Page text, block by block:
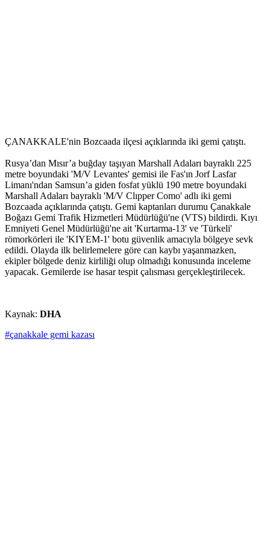
ÇANAKKALE'nin Bozcaada ilçesi açıklarında iki gemi çatıştı.
Rusya’dan Mısır’a buğday taşıyan Marshall Adaları bayraklı 225
metre boyundaki 'M/V Levantes' gemisi ile Fas'ın Jorf Lasfar
Limanı'ndan Samsun’a giden fosfat yüklü 190 metre boyundaki
Marshall Adaları bayraklı 'M/V Clıpper Como' adlı iki gemi
Bozcaada açıklarında çatıştı. Gemi kaptanları durumu Çanakkale
Boğazı Gemi Trafik Hizmetleri Müdürlüğü'ne (VTS) bildirdi. Kıyı
Emniyeti Genel Müdürlüğü'ne ait 'Kurtarma-13' ve 'Türkeli'
römorkörleri ile 'KIYEM-1' botu güvenlik amacıyla bölgeye sevk
edildi. Olayda ilk belirlemelere göre can kaybı yaşanmazken,
ekipler bölgede deniz kirliliği olup olmadığı konusunda inceleme
yapacak. Gemilerde ise hasar tespit çalısması gerçekleştirilecek.
Kaynak: DHA
#çanakkale gemi kazası